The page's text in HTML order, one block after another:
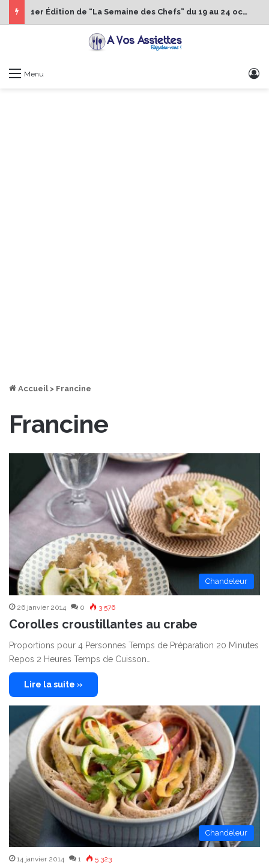
1er Édition de “La Semaine des Chefs” du 19 au 24 octobre 2026
Menu
Accueil > Francine
Francine
Chandeleur
26 janvier 2014 0 3 576
Corolles croustillantes au crabe
Proportions pour 4 Personnes Temps de Préparation 20 Minutes
Repos 2 Heures Temps de Cuisson…
Lire la suite »
Chandeleur
14 janvier 2014 1 5 323